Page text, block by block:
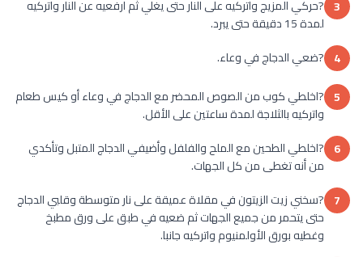
3 ?حركي المزيج واتركيه على النار حتى يغلي ثم ارفعيه عن النار واتركيه
لمدة 15 دقيقة حتى يبرد.
4 ?ضعي الدجاج في وعاء.
5 ?اخلطي كوب من الصوص المحضر مع الدجاج في وعاء أو كيس طعام
واتركيه بالثلاجة لمدة ساعتين على الأقل.
6 ?اخلطي الطحين مع الملح والفلفل وأضيفي الدجاج المتبل وتأكدي
من أنه تغطى من كل الجهات.
7 ?سخني زيت الزيتون في مقلاة عميقة على نار متوسطة وقلبي الدجاج
حتى يتحمر من جميع الجهات ثم ضعيه في طبق على ورق مطبخ
وغطيه بورق الأولمنيوم واتركيه جانبا.